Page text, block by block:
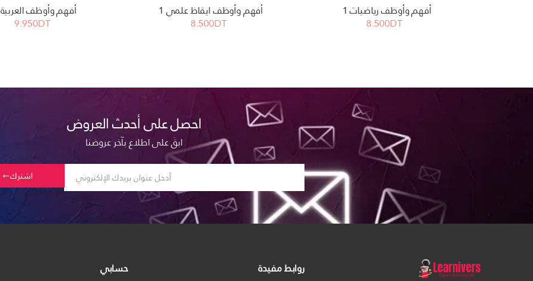
أفهم وأوظف رياضيات 1
8.500DT
أفهم وأوظف ايقاظ علمي 1
8.500DT
أفهم وأوظف العربية 1
9.950DT
احصل على أحدث العروض
ابقَ على اطلاع بآخر عروضنا
اشترك
روابط مفيدة حسابي